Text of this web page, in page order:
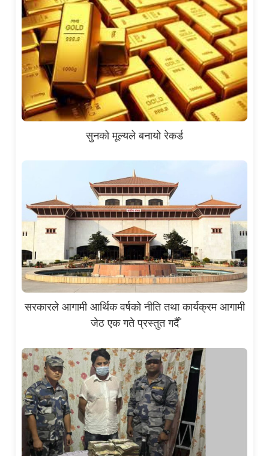
सुनको मूल्यले बनायो रेकर्ड
सरकारले आगामी आर्थिक वर्षको नीति तथा कार्यक्रम आगामी
जेठ एक गते प्रस्तुत गर्दैँ